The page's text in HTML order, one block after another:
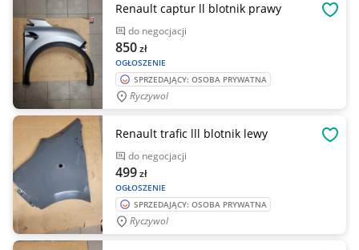
Renault captur ll blotnik prawy
do negocjacji
OGŁOSZENIE
850zł
SPRZEDAJĄCY: OSOBA PRYWATNA
Ryczywol
Renault trafic lll blotnik lewy
do negocjacji
OGŁOSZENIE
499zł
SPRZEDAJĄCY: OSOBA PRYWATNA
Ryczywol